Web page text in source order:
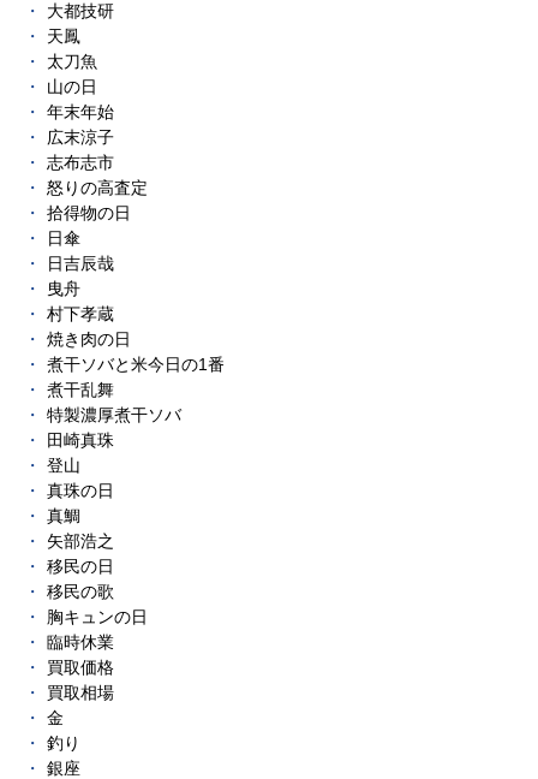
大都技研
天鳳
太刀魚
山の日
年末年始
広末涼子
志布志市
怒りの高査定
拾得物の日
日傘
日吉辰哉
曳舟
村下孝蔵
焼き肉の日
煮干ソバと米今日の1番
煮干乱舞
特製濃厚煮干ソバ
田崎真珠
登山
真珠の日
真鯛
矢部浩之
移民の日
移民の歌
胸キュンの日
臨時休業
買取価格
買取相場
金
釣り
銀座